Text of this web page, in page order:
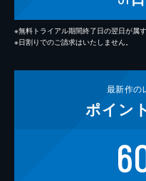
※無料トライアル期間終了日の翌日が属
※日割りでのご請求はいたしません。
最新作の
ポイント